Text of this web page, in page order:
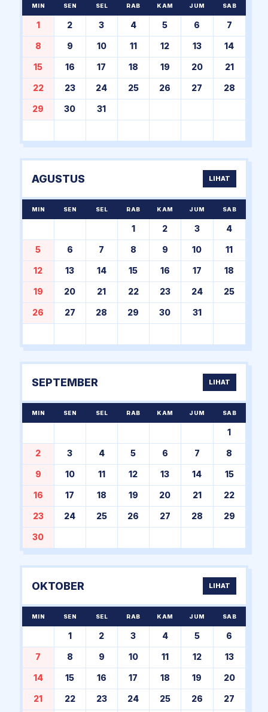
MIN SEN SEL RAB KAM JUM SAB
1 2 3 4 5 6 7
8 9 10 11 12 13 14
15 16 17 18 19 20 21
22 23 24 25 26 27 28
29 30 31
AGUSTUS LIHAT
MIN SEN SEL RAB KAM JUM SAB
1 2 3 4
5 6 7 8 9 10 11
12 13 14 15 16 17 18
19 20 21 22 23 24 25
26 27 28 29 30 31
SEPTEMBER LIHAT
MIN SEN SEL RAB KAM JUM SAB
1
2 3 4 5 6 7 8
9 10 11 12 13 14 15
16 17 18 19 20 21 22
23 24 25 26 27 28 29
30
OKTOBER LIHAT
MIN SEN SEL RAB KAM JUM SAB
1 2 3 4 5 6
7 8 9 10 11 12 13
14 15 16 17 18 19 20
21 22 23 24 25 26 27